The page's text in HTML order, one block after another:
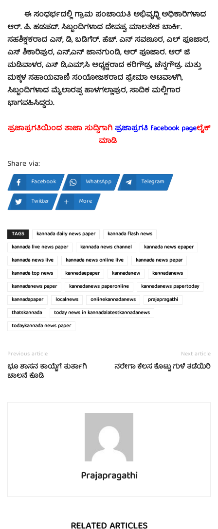
ಈ ಸಂಧರ್ಭದಲ್ಲಿ ಗ್ರಾಮ ಪಂಚಾಯತಿ ಅಭಿವೃಧ್ಧಿ ಅಧಿಕಾರಿಗಳಾದ
ಆರ್. ಪಿ. ಹಡಪದ್. ಸಿಬ್ಬಂದಿಗಳಾದ ದೇವಪ್ಪ, ಮಾಲತೇಶ ಬಾರ್ಕಿ.
ಸಹಶಿಕ್ಷಕರಾದ ಎಸ್, ಡಿ, ಬಡಿಗೆರ್. ಹೆಚ್. ಎನ್ ಸವಣೂರ, ಎಲ್ ಪೂಜಾರ,
ಎಸ್ ಶಿಕಾರಿಪುರ, ಎನ್,ಎನ್ ಜಾನಗುಂಡಿ, ಆರ್ ಪೂಜಾರ. ಆರ್ ಜಿ
ಮಡಿವಾಳರ, ಎಸ್ ಡಿ,ಎಮ್,ಸಿ ಅಧ್ಯಕ್ಷರಾದ ಕರಿಗೌಡ್ರ, ಚೆನ್ನಗೌಡ್ರ. ಮತ್ತು
ಮಕ್ಕಳ ಸಹಾಯವಾಣಿ ಸಂಯೋಜಕರಾದ ಪ್ರೇಮಾ ಅಟವಾಳಗಿ,
ಸಿಬ್ಬಂದಿಗಳಾದ ಮೈಲಾರಪ್ಪ ಹಾಳಗಲ್ಲಾಪುರ, ಸಾದಿಕ ಮಲ್ಲಿಗಾರ
ಭಾಗವಹಿಸಿದ್ದರು.
ಪ್ರಜಾಪ್ರಗತಿಯಿಂದ ತಾಜಾ ಸುದ್ದಿಗಾಗಿಪ್ರಜಾಪ್ರಗತಿ facebook pageಲೈಕ್
ಮಾಡಿ
Share via:
Facebook WhatsApp
Telegram
Twitter
More
TAGS kannada daily news paper
kannada flash news
kannada live news paper
kannada news channel
kannada news epaper
kannada news live
kannada news online live
kannada news pepar
kannada top news
kannadaepaper kannadanew
kannadanews
kannadanews paper
kannadanews paperonline
kannadanews papertoday
kannadapaper
localnews onlinekannadanews
prajapragathi
thatskannada
today news in kannadalatestkannadanews
todaykannada news paper
Previous article
ಭೂ ಶಾಸನ ಕಾಯ್ದೆಗೆ ತುರ್ತಾಗಿ
ಚಾಲನೆ ಕೊಡಿ
Next article
ನರೇಗಾ ಕೆಲಸ ಕೊಟ್ಟು ಗುಳೆ ತಡೆಯಿರಿ
Prajapragathi